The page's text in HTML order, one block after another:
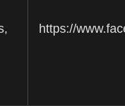
https://